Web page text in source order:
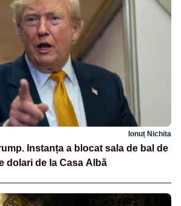
Ionuț Nichita
Instanța a blocat sala de bal de
dolari de la Casa Albă